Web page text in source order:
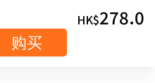
HK$278.0
购买